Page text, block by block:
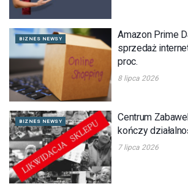
BIZNES NEWSY
Amazon Prime
sprzedaż
proc.
8 lipca 2026
BIZNES NEWSY
Centrum
kończy
7 lipca 2026